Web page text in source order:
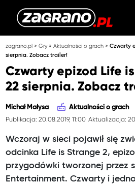
zagrano.pl »Gry»Aktualności o grach »Czwarty
sierpnia. Zobacz trailer!
Czwarty epizod Life
22 sierpnia. Zobacz
Michał Małysa Aktualności o grach
Publikacja: 20.08.2019, 11:00 Aktualizacja:
Wczoraj w sieci pojawił się
odcinka Life is Strange 2,
przygodówki tworzonej przez
Entertainment. Czwarty i